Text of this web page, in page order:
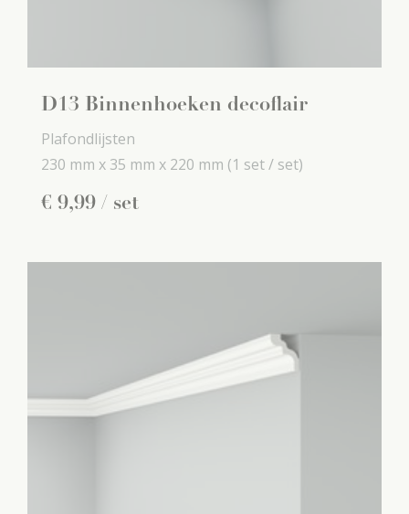
D13 Binnenhoeken decoflair
Plafondlijsten
230 mm x 35 mm x 220 mm (1 set / set)
€ 9,99 / set